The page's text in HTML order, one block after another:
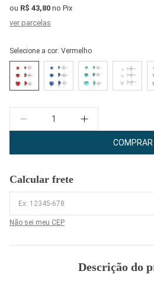
ou R$ 43,80 no Pix
ver parcelas
Selecione a cor: Vermelho
Quantidade
COMPRAR
Calcular frete
Não sei meu CEP
Descrição do